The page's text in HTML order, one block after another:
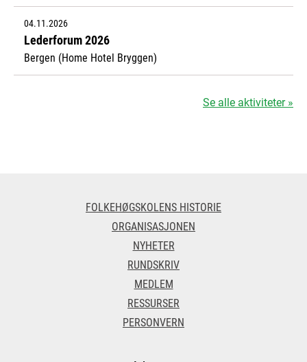
04.11.2026
Lederforum 2026
Bergen (Home Hotel Bryggen)
Se alle aktiviteter »
FOLKEHØGSKOLENS HISTORIE
ORGANISASJONEN
NYHETER
RUNDSKRIV
MEDLEM
RESSURSER
PERSONVERN